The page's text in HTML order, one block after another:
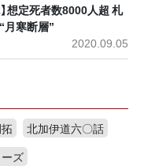
想定死者数8000人超 札
寒断層”
2020.09.05
北加伊道六〇話
ズ